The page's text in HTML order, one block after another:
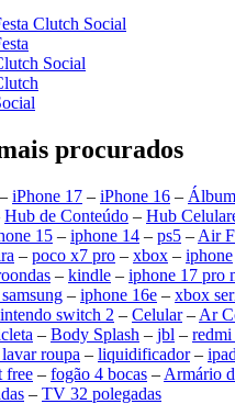
Clutch Social
Social
procurados
– iPhone 17 – iPhone 16 –
Hub de Conteúdo – Hub
15 – iphone 14 – ps5 – Air
– poco x7 pro – xbox – iphone
– kindle – iphone 17 pro
– iphone 16e – xbox
switch 2 – Celular– Ar
– Body Splash – jbl – redmi
roupa – liquidificador– ipad
free – fogão 4 bocas – Armário
– TV 32 polegadas